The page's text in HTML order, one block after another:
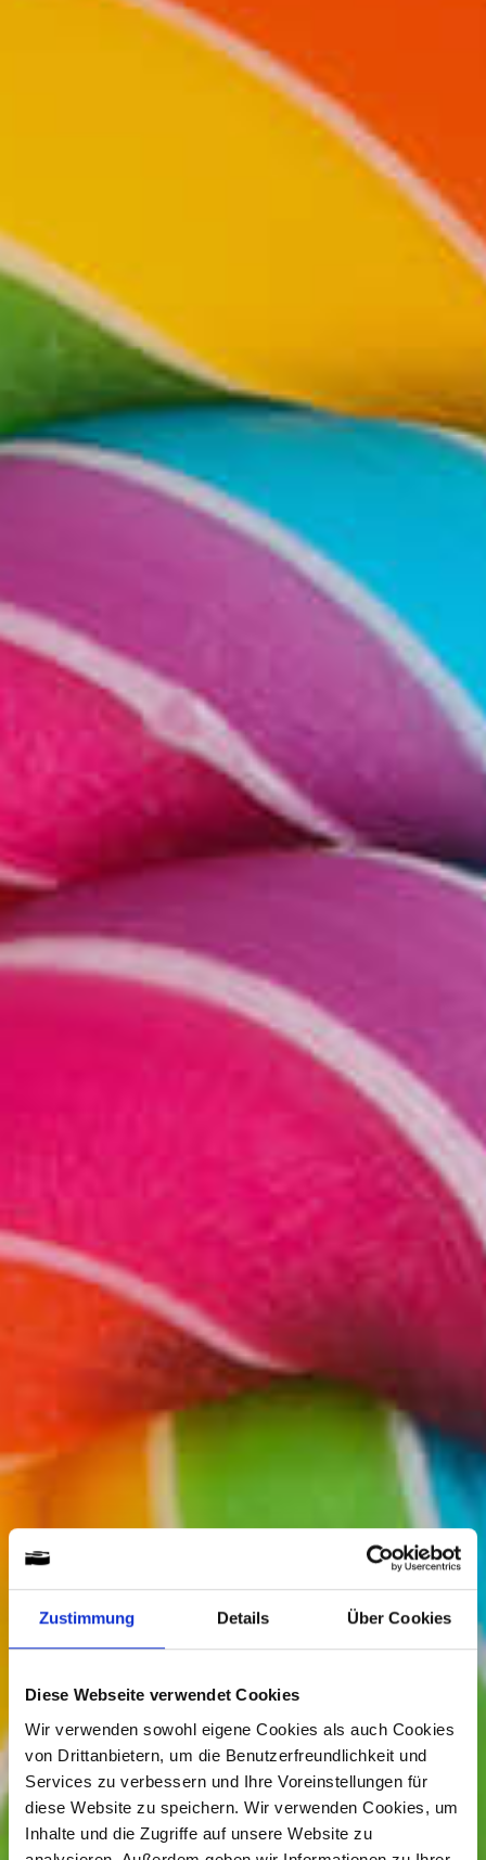
Zustimmung Details Über Cookies
Diese Webseite verwendet Cookies
Wir verwenden sowohl eigene Cookies als auch Cookies
von Drittanbietern, um die Benutzerfreundlichkeit und
Services zu verbessern und Ihre Voreinstellungen für
diese Website zu speichern. Wir verwenden Cookies, um
Inhalte und die Zugriffe auf unsere Website zu